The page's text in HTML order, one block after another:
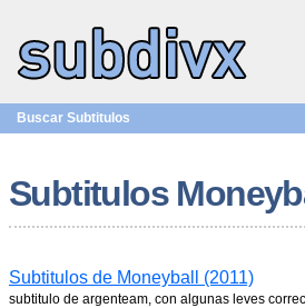
Buscar Subtitulos
Subtitulos
Subtitulos de Moneyball (2011)
subtitulo de argenteam, con algunas leves